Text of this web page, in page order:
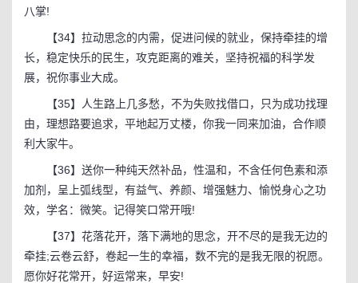
八掌!
【34】拉动思念的内需，促进问候的就业，保持牵挂的增
长，稳定快乐的民生，攻克距离的难关，坚持祝福的科学发
展，祝你事业大成。
【35】人生路上几多愁，不为失败找借口，只为成功找理
由，理想路要追求，平地起万丈楼，你我一同来加油，合作顺
利大家牛。
【36】送你一种纯天然补品，性温和，不含任何色素和添
加剂，呈上弧线型，有益气、养颜、增强魅力、愉悦身心之功
效，学名：微笑。记得笑口常开哦!
【37】花落花开，落下满地的思念，开不尽的是我无边的
牵挂;云卷云舒，卷起一生的幸福，数不完的是我无限的祝愿。
愿你好花常开，好运常来，早安!